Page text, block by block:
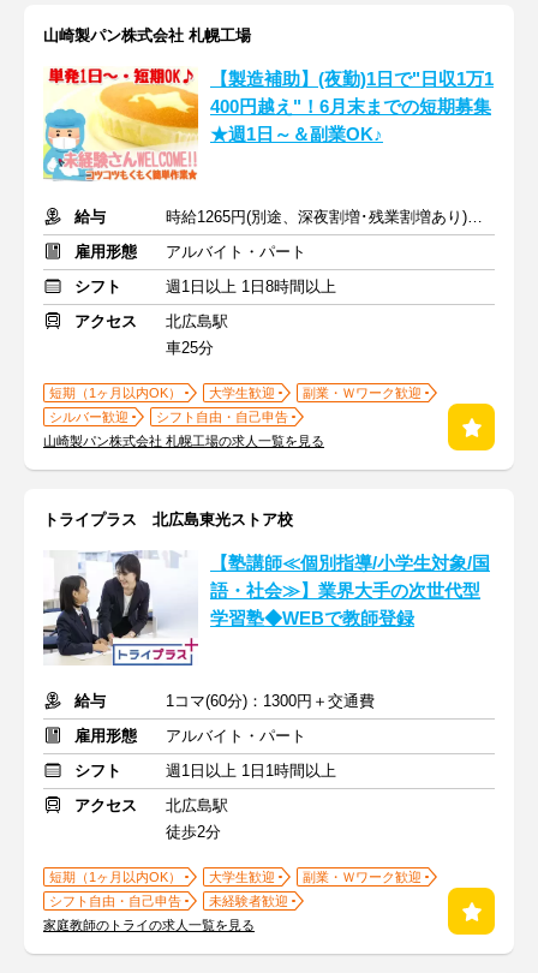
山崎製パン株式会社 札幌工場
【製造補助】(夜勤)1日で"日収1万1
400円越え"！6月末までの短期募集
★週1日～＆副業OK♪
給与
時給1265円(別途、深夜割増･残業割増あり)＋交通費
雇用形態
アルバイト・パート
シフト
週1日以上 1日8時間以上
アクセス
北広島駅
車25分
短期（1ヶ月以内OK） 大学生歓迎
副業・Ｗワーク歓迎
シルバー歓迎
シフト自由・自己申告
山崎製パン株式会社 札幌工場の求人一覧を見る
トライプラス 北広島東光ストア校
【塾講師≪個別指導/小学生対象/国
語・社会≫】業界大手の次世代型
学習塾◆WEBで教師登録
給与
1コマ(60分)：1300円＋交通費
雇用形態
アルバイト・パート
シフト
週1日以上 1日1時間以上
アクセス
北広島駅
徒歩2分
短期（1ヶ月以内OK） 大学生歓迎
副業・Ｗワーク歓迎
シフト自由・自己申告
未経験者歓迎
家庭教師のトライの求人一覧を見る